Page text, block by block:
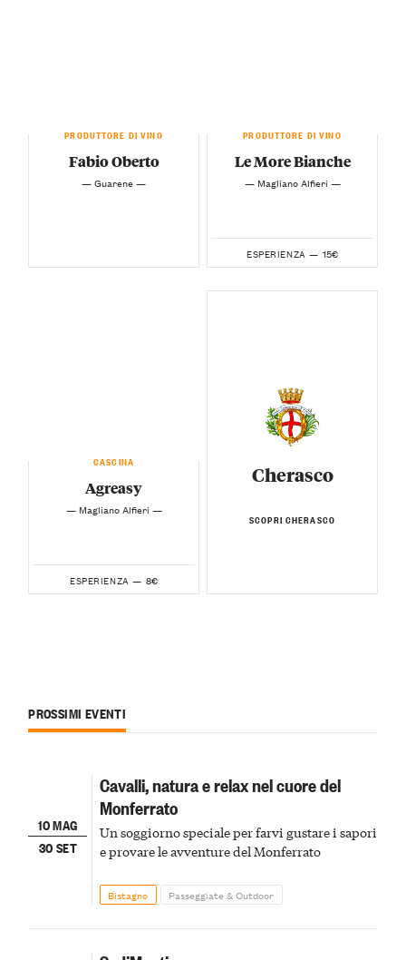
PRODUTTORE DI VINO
Fabio Oberto
— Guarene —
PRODUTTORE DI VINO
Le More Bianche
— Magliano Alfieri —
ESPERIENZA — 15€
CASCINA
Agreasy
— Magliano Alfieri —
ESPERIENZA — 8€
Cherasco
SCOPRI CHERASCO
PROSSIMI EVENTI
10 MAG
30 SET
Cavalli, natura e relax nel cuore del
Monferrato
Un soggiorno speciale per farvi gustare i sapori
e provare le avventure del Monferrato
Bistagno Passeggiate & Outdoor